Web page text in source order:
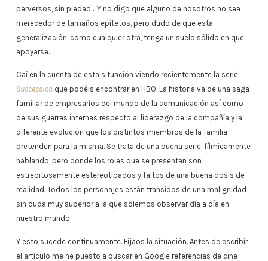
perversos, sin piedad… Y no digo que alguno de nosotros no sea
merecedor de tamaños epítetos, pero dudo de que esta
generalización, como cualquier otra, tenga un suelo sólido en que
apoyarse.
Caí en la cuenta de esta situación viendo recientemente la serie
Successionque podéis encontrar en HBO. La historia va de una saga
familiar de empresarios del mundo de la comunicación así como
de sus guerras internas respecto al liderazgo de la compañía y la
diferente evolución que los distintos miembros de la familia
pretenden para la misma. Se trata de una buena serie, fílmicamente
hablando, pero donde los roles que se presentan son
estrepitosamente estereotipados y faltos de una buena dosis de
realidad. Todos los personajes están transidos de una malignidad
sin duda muy superior a la que solemos observar día a día en
nuestro mundo.
Y esto sucede continuamente. Fijaos la situación. Antes de escribir
el artículo me he puesto a buscar en Google referencias de cine